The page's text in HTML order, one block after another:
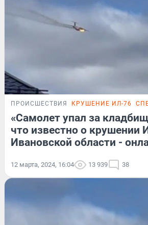
ПРОИСШЕСТВИЯ КРУШЕНИЕ ИЛ-76
«Самолет упал за
что известно о крушении
Ивановской области -
12 марта, 2024, 16:04 13 939 38